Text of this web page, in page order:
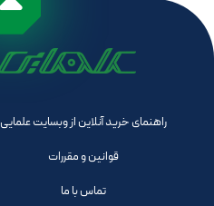
راهنمای خرید آنلاین از وبسایت علمایی
قوانین و مقررات
تماس با ما